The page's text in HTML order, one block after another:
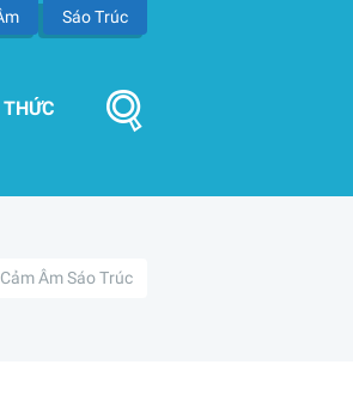
Sáo Trúc
THỨC
Cảm Âm Sáo Trúc